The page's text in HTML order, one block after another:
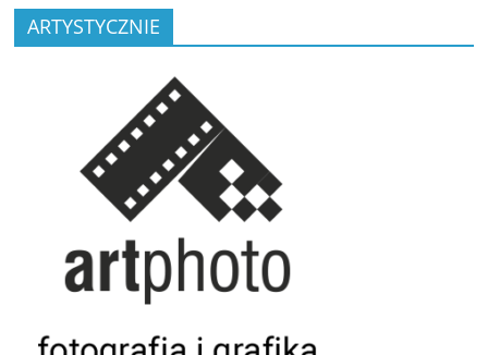
ARTYSTYCZNIE